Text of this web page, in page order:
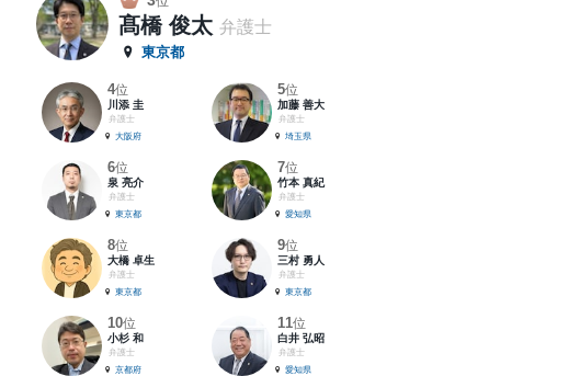
髙橋 俊太 弁護士
東京都
4位
川添 圭
弁護士
大阪府
5位
加藤 善大
弁護士
埼玉県
6位
泉 亮介
弁護士
東京都
7位
竹本 真紀
弁護士
愛知県
8位
大橋 卓生
弁護士
東京都
9位
三村 勇人
弁護士
東京都
10位
小杉 和
弁護士
京都府
11位
白井 弘昭
弁護士
愛知県